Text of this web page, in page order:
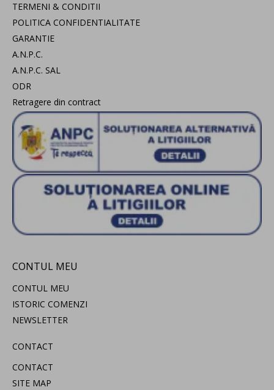
TERMENI & CONDITII
POLITICA CONFIDENTIALITATE
GARANTIE
A.N.P.C.
A.N.P.C. SAL
ODR
Retragere din contract
CONTUL MEU
CONTUL MEU
ISTORIC COMENZI
NEWSLETTER
CONTACT
CONTACT
SITE MAP